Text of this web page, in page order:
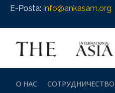
E-Posta: info@ankasam.org
О НАС СОТРУДНИЧЕСТВО